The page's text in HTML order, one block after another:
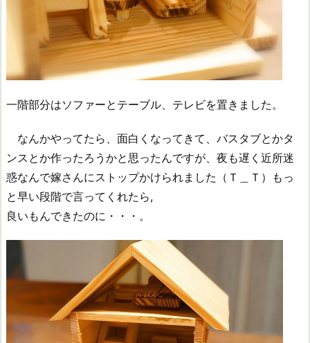
一階部分はソファーとテーブル、テレビを置きました。
なんかやってたら、面白くなってきて、バスタブとかタ
ンスとか作ったろうかと思ったんですが、夜も遅く近所迷
惑なんで嫁さんにストップかけられました（Ｔ＿Ｔ）もっ
と早い段階で言ってくれたら,
良いもんできたのに・・・。